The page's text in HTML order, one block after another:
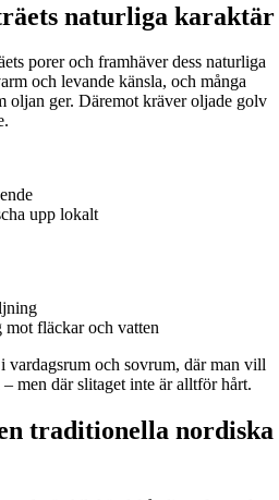
naturliga karaktär
porer och framhäver dess naturliga
och levande känsla, och många
oljan ger. Däremot kräver oljade golv
upp lokalt
fläckar och vatten
vardagsrum och sovrum, där man vill
men där slitaget inte är alltför hårt.
traditionella nordiska